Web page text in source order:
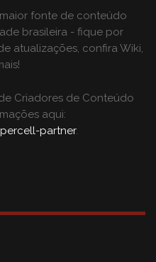
fonte de conteúdo
brasileira - fique por
atualizações, confira Wiki,
Criadores de Conteúdo
aqui:
partner.